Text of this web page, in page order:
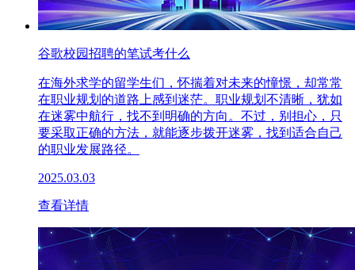
谷歌校园招聘的笔试考什么
在海外求学的留学生们，怀揣着对未来的憧憬，却常常
在职业规划的道路上感到迷茫。职业规划不清晰，犹如
在迷雾中航行，找不到明确的方向。不过，别担心，只
要采取正确的方法，就能逐步拨开迷雾，找到适合自己
的职业发展路径。
2025.03.03
查看详情